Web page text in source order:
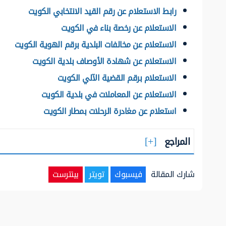
رابط الاستعلام عن رقم القيد الانتخابي الكويت
الاستعلام عن رخصة بناء في الكويت
الاستعلام عن مخالفات البلدية برقم الهوية الكويت
الاستعلام عن شهادة الأوصاف بلدية الكويت
الاستعلام برقم القضية الآلي الكويت
الاستعلام عن المعاملات في بلدية الكويت
استعلام عن مغادرة الرحلات بمطار الكويت
المراجع
شارك المقالة فيسبوك تويتر بينترست